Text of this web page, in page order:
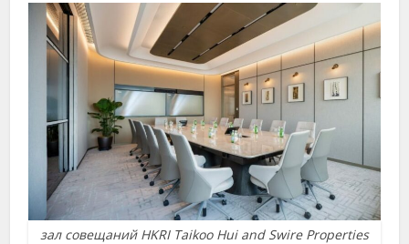
зал совещаний HKRI Taikoo Hui and Swire Properties